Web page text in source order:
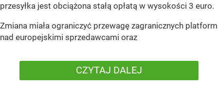
przesyłka jest obciążona stałą opłatą w wysokości 3 euro.
Zmiana miała ograniczyć przewagę zagranicznych platform
nad europejskimi sprzedawcami oraz
CZYTAJ DALEJ